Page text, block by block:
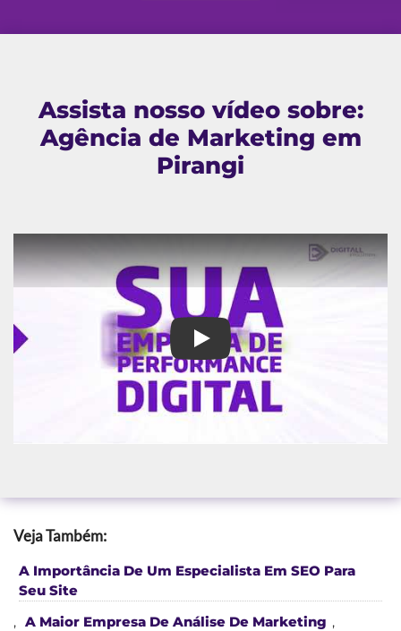
Assista nosso vídeo sobre:
Agência de Marketing em
Pirangi
Agência de Marketing em
Veja Também:
A Importância De Um Especialista Em SEO Para
Seu Site
, A Maior Empresa De Análise De Marketing ,